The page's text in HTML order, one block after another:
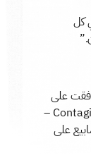
كل
على
اقتراح نتفليكس بمشاهدة فيلم “عدوى” (Contagion –
بضعة أسابيع على